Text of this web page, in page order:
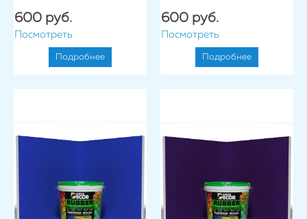
600 руб.
Посмотреть
Подробнее
600 руб.
Посмотреть
Подробнее